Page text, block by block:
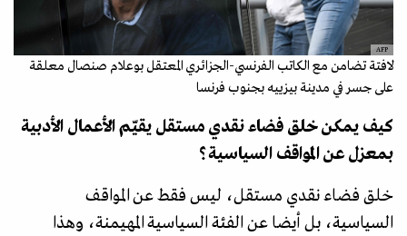
AFP
لافتة تضامن مع الكاتب الفرنسي-الجزائري المعتقل بوعلام صنصال معلقة
على جسر في مدينة بيزييه بجنوب فرنسا
كيف يمكن خلق فضاء نقدي مستقل يقيّم الأعمال الأدبية
بمعزل عن المواقف السياسية؟
خلق فضاء نقدي مستقل، ليس فقط عن المواقف
السياسية، بل أيضا عن الفئة السياسية المهيمنة، وهذا